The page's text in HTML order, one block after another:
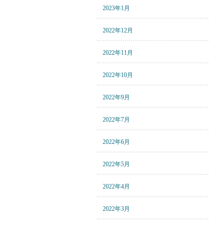
2023年1月
2022年12月
2022年11月
2022年10月
2022年9月
2022年7月
2022年6月
2022年5月
2022年4月
2022年3月